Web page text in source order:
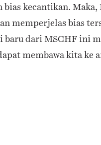
kecantikan.
memperjelas bias
baru dari MSCHF ini
membawa kita ke